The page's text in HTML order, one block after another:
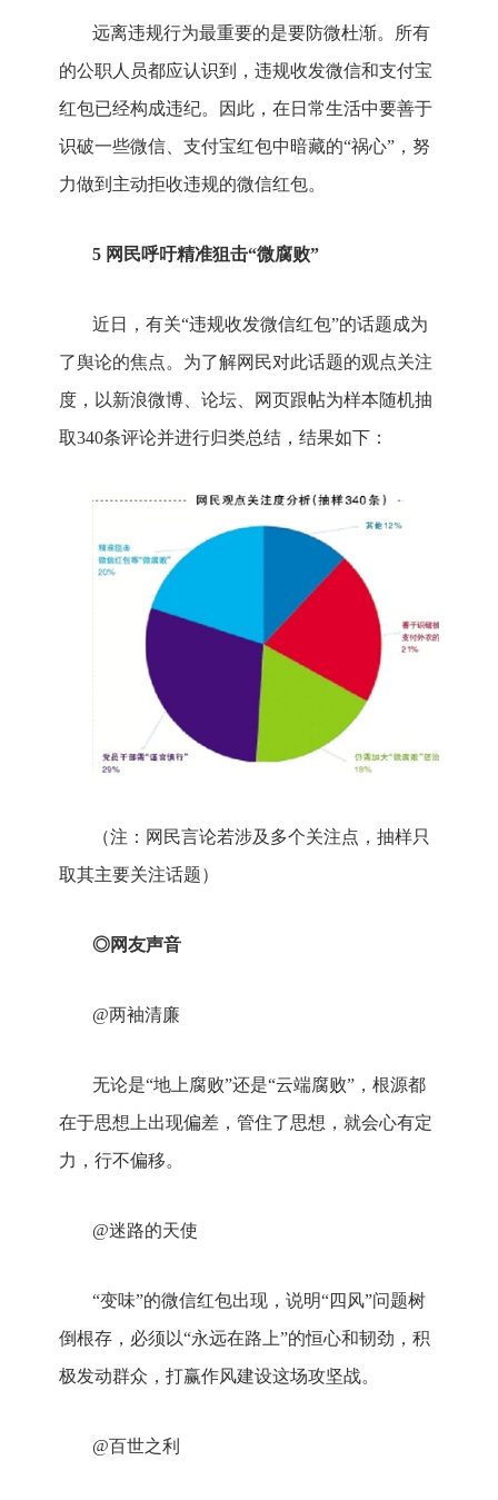
远离违规行为最重要的是要防微杜渐。所有
的公职人员都应认识到，违规收发微信和支付宝
红包已经构成违纪。因此，在日常生活中要善于
识破一些微信、支付宝红包中暗藏的“祸心”，努
力做到主动拒收违规的微信红包。
5 网民呼吁精准狙击“微腐败”
近日，有关“违规收发微信红包”的话题成为
了舆论的焦点。为了解网民对此话题的观点关注
度，以新浪微博、论坛、网页跟帖为样本随机抽
取340条评论并进行归类总结，结果如下：
（注：网民言论若涉及多个关注点，抽样只
取其主要关注话题）
◎网友声音
@两袖清廉
无论是“地上腐败”还是“云端腐败”，根源都
在于思想上出现偏差，管住了思想，就会心有定
力，行不偏移。
@迷路的天使
“变味”的微信红包出现，说明“四风”问题树
倒根存，必须以“永远在路上”的恒心和韧劲，积
极发动群众，打赢作风建设这场攻坚战。
@百世之利